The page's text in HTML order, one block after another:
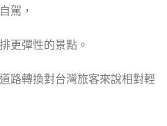
駕，
更彈性的景點。
路轉換對台灣旅客來說相對輕